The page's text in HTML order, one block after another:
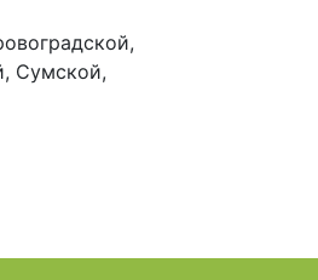
Сумской,